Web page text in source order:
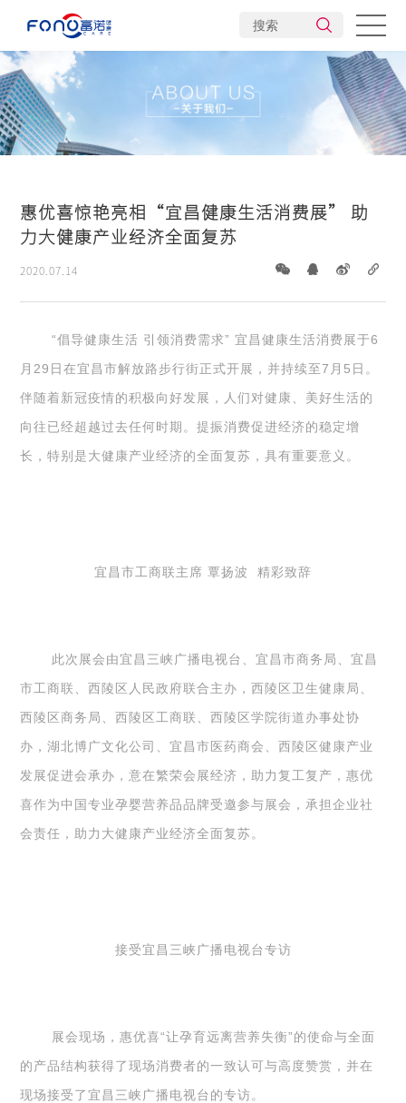
新闻动态
惠优喜惊艳亮相“宜昌健康生活消费展” 助
力大健康产业经济全面复苏
2020.07.14
“倡导健康生活 引领消费需求” 宜昌健康生活消费展于6
月29日在宜昌市解放路步行街正式开展，并持续至7月5日。
伴随着新冠疫情的积极向好发展，人们对健康、美好生活的
向往已经超越过去任何时期。提振消费促进经济的稳定增
长，特别是大健康产业经济的全面复苏，具有重要意义。
宜昌市工商联主席 覃扬波 精彩致辞
此次展会由宜昌三峡广播电视台、宜昌市商务局、宜昌
市工商联、西陵区人民政府联合主办，西陵区卫生健康局、
西陵区商务局、西陵区工商联、西陵区学院街道办事处协
办，湖北博广文化公司、宜昌市医药商会、西陵区健康产业
发展促进会承办，意在繁荣会展经济，助力复工复产，惠优
喜作为中国专业孕婴营养品品牌受邀参与展会，承担企业社
会责任，助力大健康产业经济全面复苏。
接受宜昌三峡广播电视台专访
展会现场，惠优喜“让孕育远离营养失衡”的使命与全面
的产品结构获得了现场消费者的一致认可与高度赞赏，并在
现场接受了宜昌三峡广播电视台的专访。